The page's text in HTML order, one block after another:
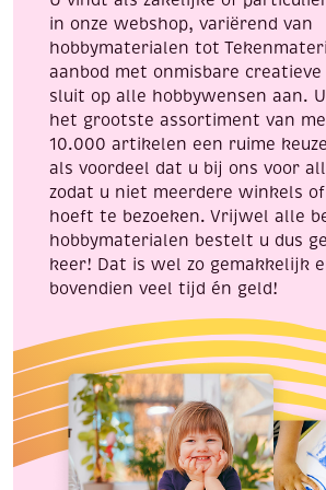
bevestig met een splitpen zodat
🌸 6. Bloemen maken
Knip de rand van het bordje in
ze in vrolijke kleuren. Leuk voor
moederdagknutsels.
🍬 7. Snoep- of traktatiebordjes
Gebruik de bordjes als basis voor een
versier met naam of thema
leg er snoep of kleine
in onze webshop, variërend van
hobbymaterialen tot
aanbod met onmisbare
sluit op alle hobbywensen aan.
het grootste assortiment van
10.000 artikelen een ruime
als voordeel dat u bij ons voor
zodat u niet meerdere winkels
hoeft te bezoeken. Vrijwel alle
hobbymaterialen bestelt u dus
keer! Dat is wel zo gemakkelijk
bovendien veel tijd én geld!